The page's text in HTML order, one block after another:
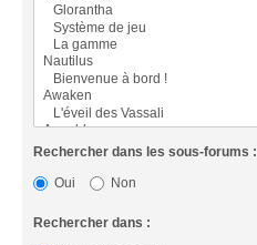
Rechercher dans les sous-forums :
Oui
Non
Rechercher dans :